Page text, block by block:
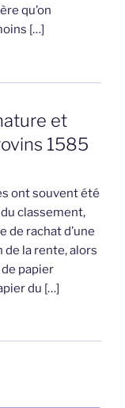
qu’on
[…]
et
1585
ont souvent été
classement,
de rachat d’une
la rente, alors
papier
du […]